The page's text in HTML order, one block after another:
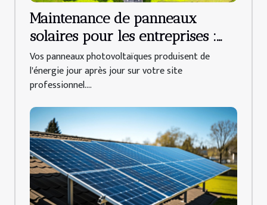
Maintenance de panneaux
solaires pour les entreprises :
trouvez votre spécialiste au
Mans !
Vos panneaux photovoltaïques produisent de
l'énergie jour après jour sur votre site
professionnel....